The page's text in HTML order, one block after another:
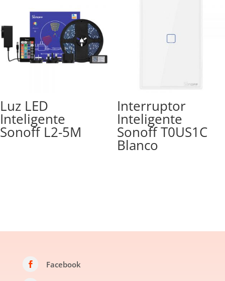
Luz LED
Inteligente
Sonoff L2-5M
Interruptor
Inteligente
Sonoff T0US1C
Blanco
 Facebook